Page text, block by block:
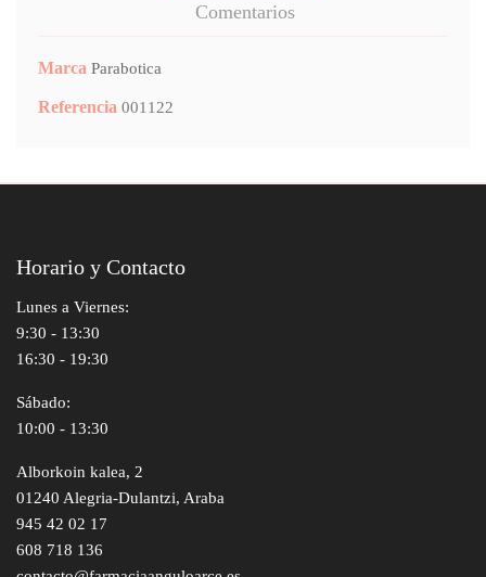
Comentarios
Marca Parabotica
Referencia 001122
Horario y Contacto
Lunes a Viernes:
9:30 - 13:30
16:30 - 19:30
Sábado:
10:00 - 13:30
Alborkoin kalea, 2
01240 Alegria-Dulantzi, Araba
945 42 02 17
608 718 136